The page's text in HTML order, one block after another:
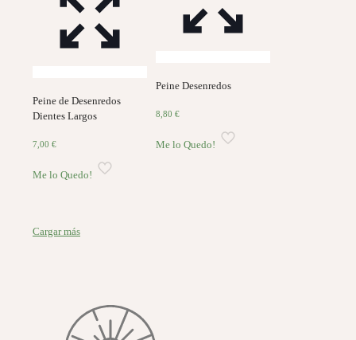
Peine de Desenredos
Dientes Largos
7,00 €
Me lo Quedo!
Peine Desenredos
8,80€
Me lo Quedo!
Cargar más